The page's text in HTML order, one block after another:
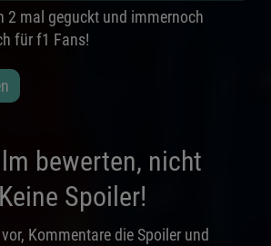
2 mal geguckt und immernoch
für f1 Fans!
bewerten, nicht
Spoiler!
Kommentare die Spoiler und